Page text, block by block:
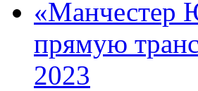
«Манчестер
прямую
2023